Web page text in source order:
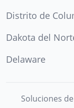
Distrito de
Dakota del
Delaware
Soluciones